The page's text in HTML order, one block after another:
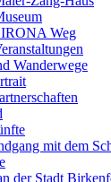
Weg
Wanderwege
mit dem
der Stadt